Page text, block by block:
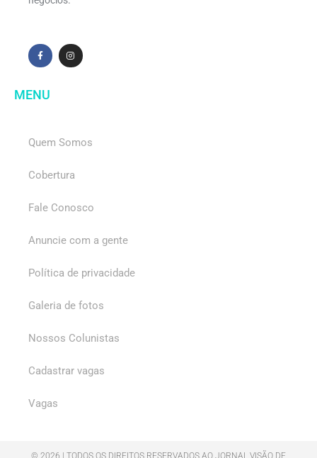
MENU
Quem Somos
Cobertura
Fale Conosco
Anuncie com a gente
Política de privacidade
Galeria de fotos
Nossos Colunistas
Cadastrar vagas
Vagas